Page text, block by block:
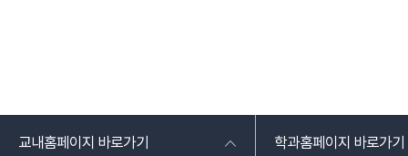
교내홈페이지 바로가기 학과홈페이지 바로가기